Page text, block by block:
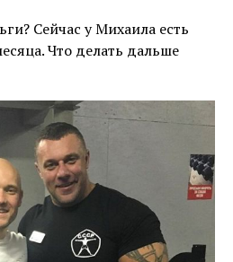
Сейчас у Михаила есть
Что делать дальше